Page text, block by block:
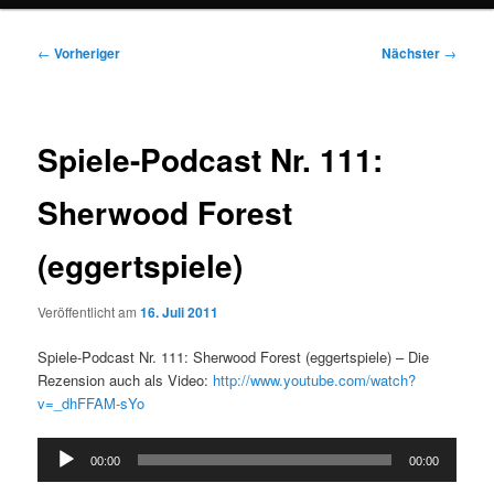
Beitragsnavigation
← Vorheriger Nächster →
Spiele-Podcast Nr. 111:
Sherwood Forest
(eggertspiele)
Veröffentlicht am16. Juli 2011
Spiele-Podcast Nr. 111: Sherwood Forest (eggertspiele) – Die
Rezension auch als Video: http://www.youtube.com/watch?
v=_dhFFAM-sYo
Audio-
Player
00:00 00:00